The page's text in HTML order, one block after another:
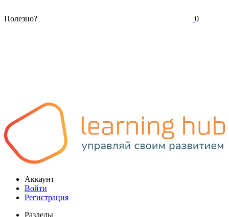
Полезно? 0
Аккаунт
Войти
Регистрация
Разделы